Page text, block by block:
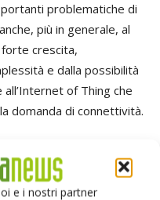
e i nostri partner
problematiche di
più in generale, al
crescita,
e dalla possibilità
of Thing che
domanda di connettività.